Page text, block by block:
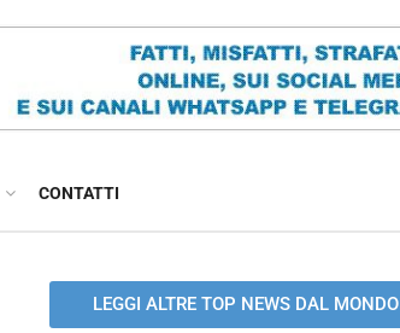
CONTATTI
LEGGI ALTRE TOP NEWS DAL MONDO